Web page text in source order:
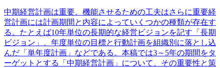
中期経営計画は重要、機能させるための工夫はさらに重要経
営計画には計画期間と内容によっていくつかの種類が存在す
る。たとえば10年単位の長期的な経営ビジョンを記す「長期
ビジョン」、年度単位の目標と行動計画を組織別に落とし込
んだ「単年度計画」などである。本稿では3～5年の期間をタ
ーゲットとする「中期経営計画」について、その重要性と策